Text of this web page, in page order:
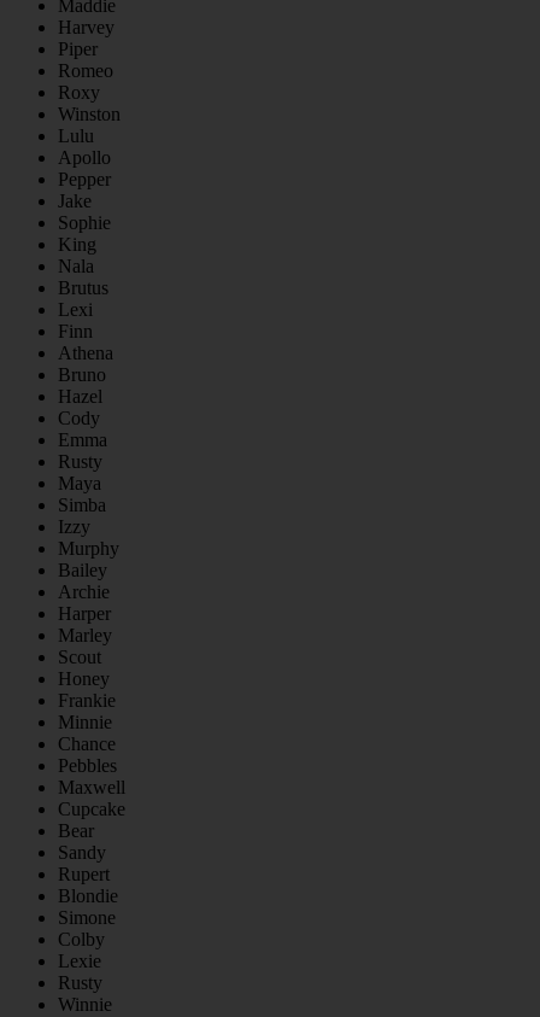
Maddie
Harvey
Piper
Romeo
Roxy
Winston
Lulu
Apollo
Pepper
Jake
Sophie
King
Nala
Brutus
Lexi
Finn
Athena
Bruno
Hazel
Cody
Emma
Rusty
Maya
Simba
Izzy
Murphy
Bailey
Archie
Harper
Marley
Scout
Honey
Frankie
Minnie
Chance
Pebbles
Maxwell
Cupcake
Bear
Sandy
Rupert
Blondie
Simone
Colby
Lexie
Rusty
Winnie